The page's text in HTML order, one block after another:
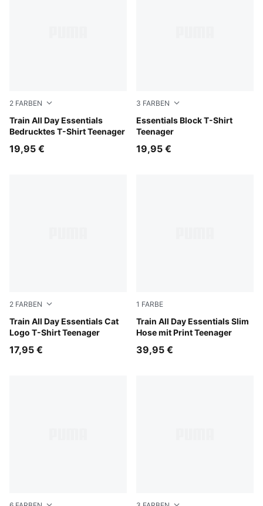
2 FARBEN
Train All Day Essentials
Bedrucktes T-Shirt Teenager
Puma Black
19,95 €
3 FARBEN
Essentials Block T-Shirt
Teenager
For All Time Red
19,95 €
2 FARBEN
Train All Day Essentials Cat
Logo T-Shirt Teenager
Royal Sapphire
17,95 €
1 FARBE
Train All Day Essentials Slim
Hose mit Print Teenager
Puma Black
39,95 €